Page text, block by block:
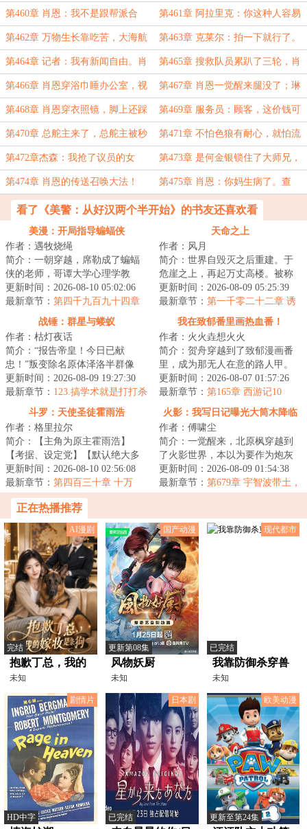
迟：听说你把我替了？ 啊。肖恩：没有的事，您多心了！
第460章 肖恩：我不是跟帮派合
作，我只是让他们怕我！
第461章 阿拉里克：你这种人容易
惹麻烦。肖恩：麻烦已经惹完了！
第462章 万物生长靠吃苦，大海航
行靠积极性。
第463章 克莱尔：拍一下就行了。
警员：你拍完我就没了
第464章 记者：我有新闻自由。肖
恩：我有紧急状态！
第465章 搜救队员累趴了三轮，肖
恩还在干——阿美莉卡队长本人
第466章 肖恩穿浴巾睡办公室，视
频在网上疯传
第467章 肖恩一觉醒来腿没了；琳
达：你跪下干嘛？
第468章 肖恩穿衣照镜，脚上还踩
着那双‘清明上坟鞋’
第469章 服务员：顾客，这价钱可
贵啊？肖恩：我从来不看价钱，再来
一份
第470章 总舵主来了，总舵主被秒
了！
第471章 不怕色狼有耐心，就怕流
氓有文化！
第472章杰森：我抢了议员的女
儿...；肖恩：‘诶...我不记仇！’
第473章 是何金银锁住了大师兄，
还是大师兄锁住了何金银？
第474章 肖恩的传送召唤大法！ 第475章 肖恩：你妈生病了。查
理：让我进行憋笑挑战吗？有点意
看了《美警：从好汉两个半开始》的书友还喜欢看
美漫：开局指导蝙蝠侠
作者：遇牧烧绳
简介：一朝穿越，席勒成了蝙蝠
侠的老师，哥谭大学心理学教
授。刚来第一天，布鲁斯·韦恩就
进了心理诊室。...
更新时间：2026-08-10 05:02:06
最新章节： 第四千九百九十四章
前进约克前进（十二）
天命之上
作者：风月
简介：世界自毁灭之后重建。于
危崖之上，再起万丈高楼。被称
为天选者的人们活跃在现实的幕
后，行走在历史...
更新时间：2026-08-09 05:25:39
最新章节： 第一千零二十二章 诱
饵、诱饵和诱饵
战锤：群星与蝼蚁
作者：枯灯夜话
简介：“报告帝皇！今日已献
忠！”叛变除名原体泽洛半群像
文，主角非穿越者，诙谐风正剧
风穿插。完结万均...
更新时间：2026-08-09 19:27:30
最新章节： 123.搞学术就是打打杀
杀，请客吃饭
我在致郁番里画热血番！
作者：火火垚想火火
简介：贺舟穿越到了致郁漫画番
里，成为那无人在意的路人甲。
整个漫画风格非常致郁。是单元
剧风格，讲了四...
更新时间：2026-08-07 01:57:26
最新章节： 第165章 西游记10
斗罗：天使圣徒霍雨浩
作者：格里拉尔
简介：【主角为原主霍雨浩】
【考据、设定党】【默认绝大多
数读者了解世界观/看过原著，部
分情节减省】千...
更新时间：2026-08-10 02:56:08
最新章节： 第四百三十章 十万
火影：我写日记曝光大筒木降临
作者：傅啸尘
简介：一觉醒来，北原枫穿越到
了火影世界，本以为要作为炮灰
中忍渡过一生，没想到觉醒了日
记系统！通过记...
更新时间：2026-08-09 01:54:38
最新章节： 第679章 宇智波带土，
正在热播推荐
AI漫剧
完结
抱歉丁总，我的
嫁妆是条狗
未知
国产动漫
更新第08集
风物妖厨
未知
现代都市
已完结
我靠防御杀穿兽
世
未知
剧情片
HD中字
日本剧
已完结
欧美动漫
更新至第24集